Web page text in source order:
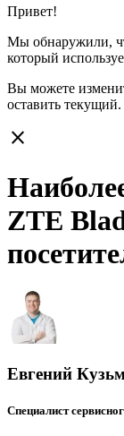
Привет!
Мы обнаружили,
который
Вы можете
оставить текущий.
close
ZTE
Евгений
Специалист